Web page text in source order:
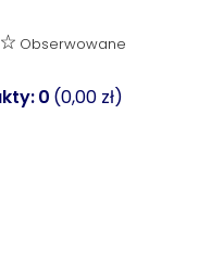
Obserwowane
0 (0,00 zł)